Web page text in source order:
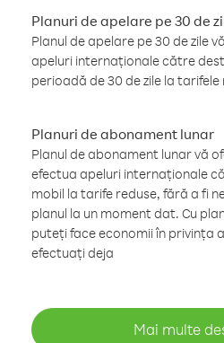
Planuri de apelare pe 30 de
Planul de apelare pe 30 de zile
apeluri internaționale către
perioadă de 30 de zile la tarifele
Planuri de abonament lunar
Planul de abonament lunar vă
efectua apeluri internaționale
mobil la tarife reduse, fără a fi
planul la un moment dat. Cu
puteți face economii în privința
efectuați deja
Mai multe